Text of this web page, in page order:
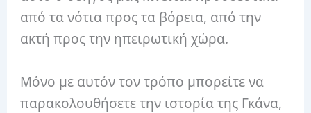
από τα νότια προς τα βόρεια, από την
ακτή προς την ηπειρωτική χώρα.
Μόνο με αυτόν τον τρόπο μπορείτε να
παρακολουθήσετε την ιστορία της Γκάνα,